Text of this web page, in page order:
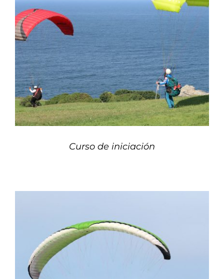
Curso de iniciación